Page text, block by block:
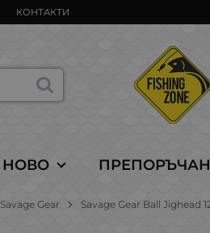
КОНТАКТИ
НОВО
Savage Gear Savage Gear Ball Jighead